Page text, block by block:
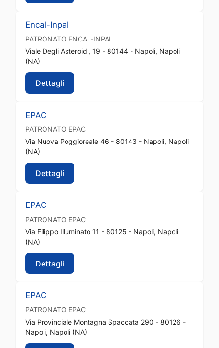
Encal-Inpal
PATRONATO ENCAL-INPAL
Viale Degli Asteroidi, 19 - 80144 - Napoli, Napoli
(NA)
Dettagli
EPAC
PATRONATO EPAC
Via Nuova Poggioreale 46 - 80143 - Napoli, Napoli
(NA)
Dettagli
EPAC
PATRONATO EPAC
Via Filippo Illuminato 11 - 80125 - Napoli, Napoli
(NA)
Dettagli
EPAC
PATRONATO EPAC
Via Provinciale Montagna Spaccata 290 - 80126 -
Napoli, Napoli (NA)